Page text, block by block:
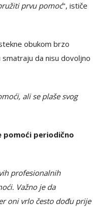
prvu pomoć", ističe
obukom brzo
da nisu dovoljno
ali se plaše svog
pomoći periodično
profesionalnih
Važno je da
oni vrlo često dođu prije